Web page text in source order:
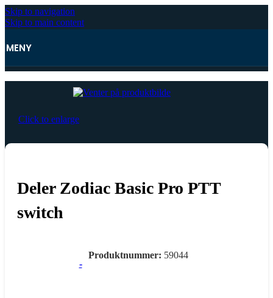
Skip to navigation
Skip to main content
MENY
Hjem
Click to enlarge
Deler Zodiac Basic Pro PTT
switch
-
Produktnummer: 59044